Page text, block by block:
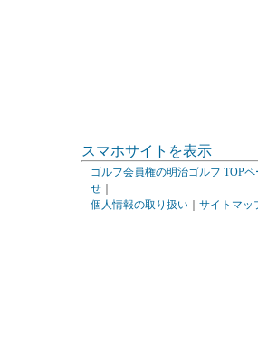
スマホサイトを表示
ゴルフ会員権の明治ゴルフ TOPペ
せ
個人情報の取り扱い
サイトマッ